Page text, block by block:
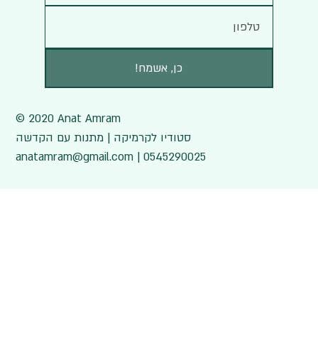
© 2020 Anat Amram
סטודיו לקרמיקה | מתנות עם הקדשה
anatamram@gmail.com | 0545290025
!כן, אשמח